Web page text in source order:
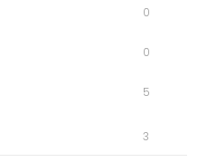
0
0
5
3